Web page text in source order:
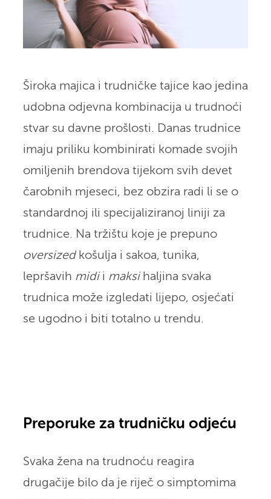
Široka majica i trudničke tajice kao jedina
udobna odjevna kombinacija u trudnoći
stvar su davne prošlosti. Danas trudnice
imaju priliku kombinirati komade svojih
omiljenih brendova tijekom svih devet
čarobnih mjeseci, bez obzira radi li se o
standardnoj ili specijaliziranoj liniji za
trudnice. Na tržištu koje je prepuno
oversizedkošulja i sakoa, tunika,
lepršavih midii maksihaljina svaka
trudnica može izgledati lijepo, osjećati
se ugodno i biti totalno u trendu.
Preporuke za trudničku odjeću
Svaka žena na trudnoću reagira
drugačije bilo da je riječ o simptomima